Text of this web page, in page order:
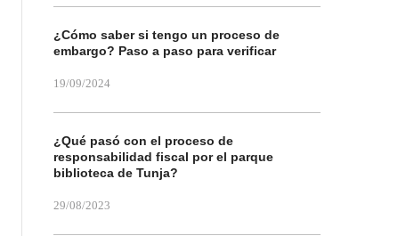
¿Cómo saber si tengo un proceso de
embargo? Paso a paso para verificar
19/09/2024
¿Qué pasó con el proceso de
responsabilidad fiscal por el parque
biblioteca de Tunja?
29/08/2023